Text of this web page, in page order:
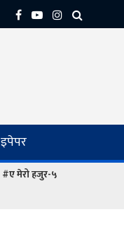
इपेपर
#ए मेरो हजुर-५